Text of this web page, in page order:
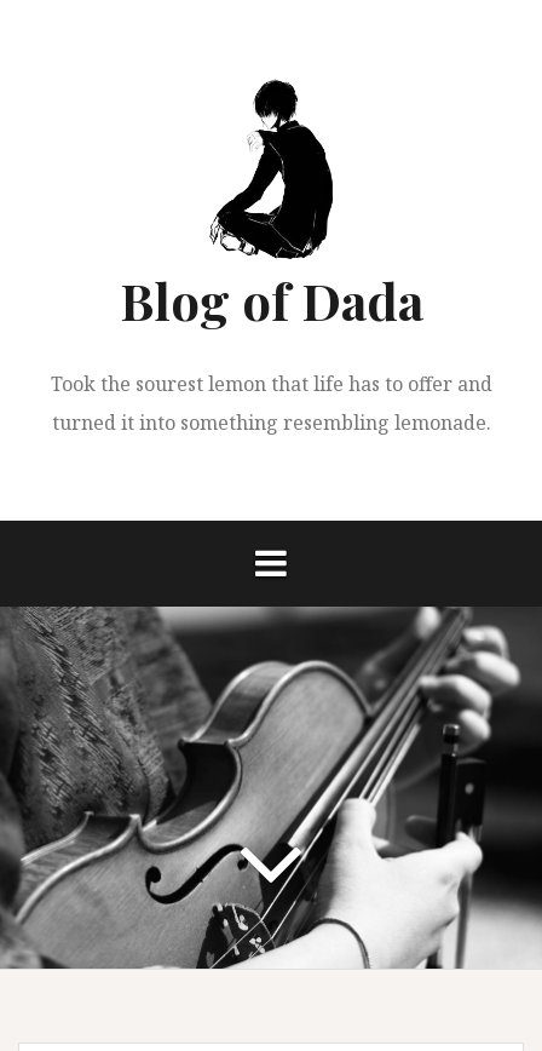
Blog of Dada
Took the sourest lemon that life has to offer and
turned it into something resembling lemonade.